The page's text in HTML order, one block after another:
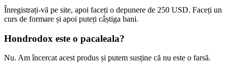
Înregistrați-vă pe site, apoi faceți o depunere de 250 USD. Faceți un
curs de formare și apoi puteți câștiga bani.
Hondrodox este o pacaleala?
Nu. Am încercat acest produs și putem susține că nu este o farsă.